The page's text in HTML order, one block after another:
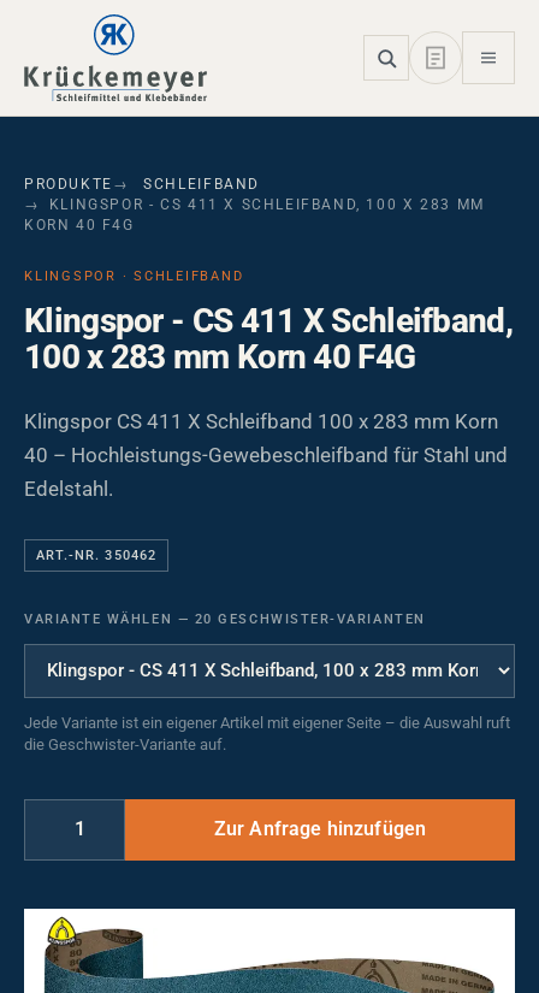
Skip to main navigation
Skip to main content
Skip to page footer
PRODUKTE
SCHLEIFBAND
KLINGSPOR - CS 411 X SCHLEIFBAND, 100 X 283 MM
KORN 40 F4G
KLINGSPOR · SCHLEIFBAND
Klingspor - CS 411 X Schleifband,
100 x 283 mm Korn 40 F4G
Klingspor CS 411 X Schleifband 100 x 283 mm Korn
40 – Hochleistungs-Gewebeschleifband für Stahl und
Edelstahl.
ART.-NR. 350462
VARIANTE WÄHLEN — 20 GESCHWISTER-VARIANTEN
Jede Variante ist ein eigener Artikel mit eigener Seite – die Auswahl ruft
die Geschwister-Variante auf.